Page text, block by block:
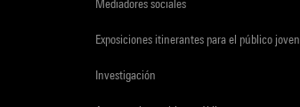
Mediadores sociales
Exposiciones itinerantes para el público joven
Investigación